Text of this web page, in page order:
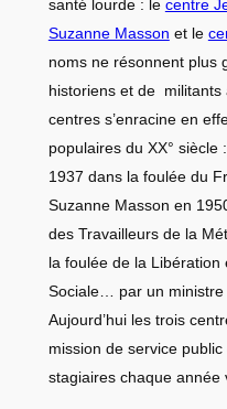
santé lourde : le centre
Suzanne Masson et le
noms ne résonnent plus
historiens et de militants
centres s’enracine en
populaires du XX° siècle
1937 dans la foulée du
Suzanne Masson en
des Travailleurs de la
la foulée de la
Sociale… par un ministre
Aujourd’hui les trois
mission de service
stagiaires chaque année